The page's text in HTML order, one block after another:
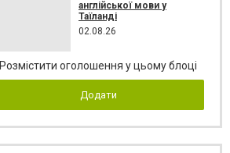
англійської мови у
Таїланді
02.08.26
Розмістити оголошення у цьому блоці
Додати